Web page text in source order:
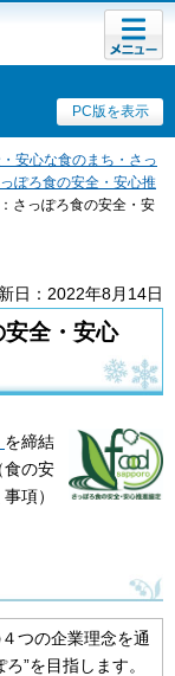
PC版を表示
メニュ
ー
安心な食のまち・さっ
ぽろ食の安全・安心推
さっぽろ食の安全・安
日：2022年8月14日
全・安心
を締結
食の安
項）
つの企業理念を通
”を目指します。